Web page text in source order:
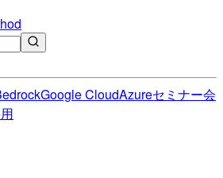
Google CloudAzureセミナー会